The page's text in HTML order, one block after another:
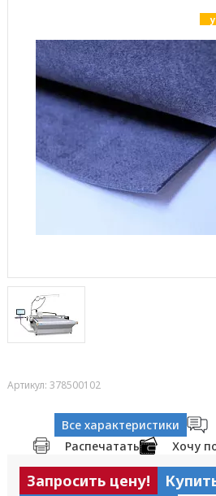
Артикул: 378500102
Все характеристики
Распечатать
Хочу
Запросить цену!